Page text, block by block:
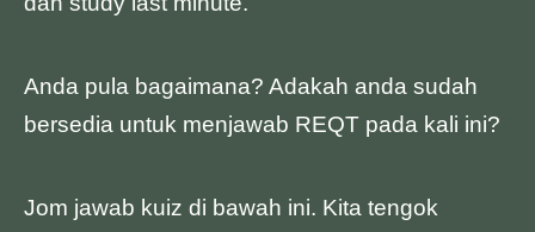
Anda pula bagaimana? Adakah anda sudah
bersedia untuk menjawab REQT pada kali ini?
Jom jawab kuiz di bawah ini. Kita tengok